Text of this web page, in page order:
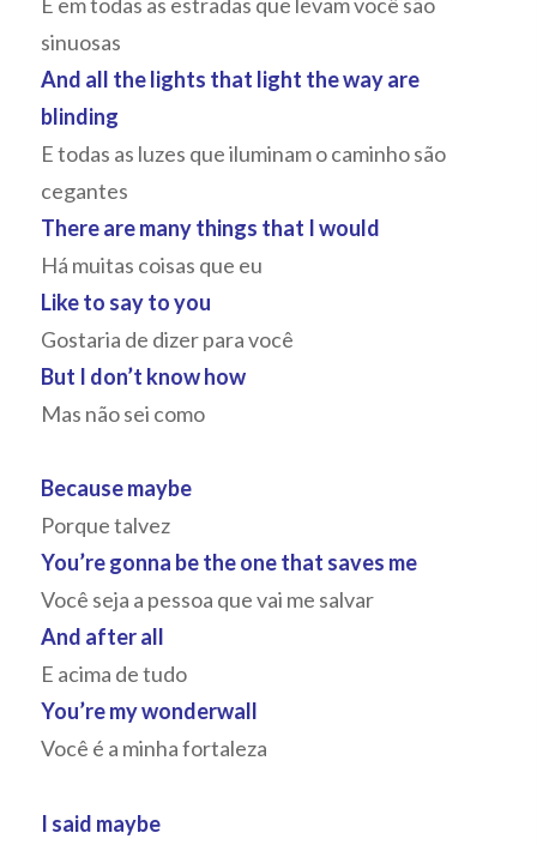
sinuosas
And all the lights that light the way are
blinding
E todas as luzes que iluminam o caminho são
cegantes
There are many things that I would
Há muitas coisas que eu
Like to say to you
Gostaria de dizer para você
But I don’t know how
Mas não sei como
Because maybe
Porque talvez
You’re gonna be the one that saves me
Você seja a pessoa que vai me salvar
And after all
E acima de tudo
You’re my wonderwall
Você é a minha fortaleza
I said maybe